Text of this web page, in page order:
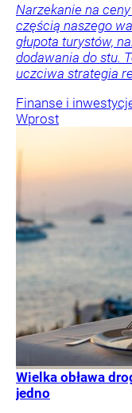
Narzekanie na
częścią naszego
głupota turystów,
dodawania do stu.
uczciwa strategia
Finanse i
Wprost
Wielka obława
jedno